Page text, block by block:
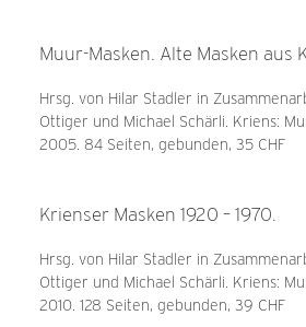
Muur-Masken. Alte Masken aus
Hrsg. von Hilar Stadler in
Ottiger und Michael Schärli. Kriens:
2005. 84 Seiten, gebunden, 35 CHF
Krienser Masken 1920 – 1970.
Hrsg. von Hilar Stadler in
Ottiger und Michael Schärli. Kriens:
2010. 128 Seiten, gebunden, 39 CHF